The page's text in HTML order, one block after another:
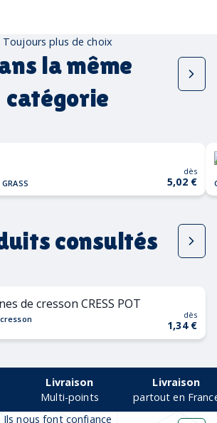
Toujours plus de choix
la même
catégorie
dès
5,02 €
consultés
dès
1,34 €
Livraison
Multi-points
Livraison
partout en
Ils nous font confiance